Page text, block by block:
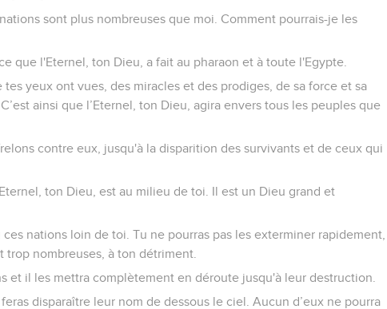
sont plus nombreuses que moi. Comment pourrais-je les
que l'Eternel, ton Dieu, a fait au pharaon et à toute l'Egypte.
yeux ont vues, des miracles et des prodiges, de sa force et sa
ainsi que l’Eternel, ton Dieu, agira envers tous les peuples que
contre eux, jusqu'à la disparition des survivants et de ceux qui
ton Dieu, est au milieu de toi. Il est un Dieu grand et
nations loin de toi. Tu ne pourras pas les exterminer rapidement,
nombreuses, à ton détriment.
et il les mettra complètement en déroute jusqu'à leur destruction.
disparaître leur nom de dessous le ciel. Aucun d’eux ne pourra